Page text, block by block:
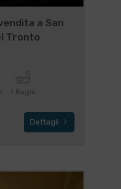
a San
Tronto
1 Bagni
Dettagli